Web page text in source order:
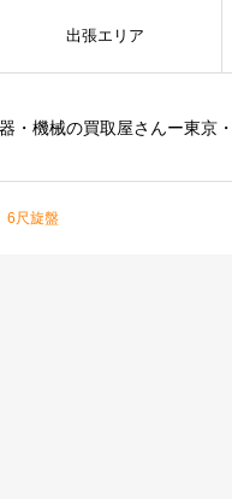
・機械の買取屋さんー東京
出張エリア
6尺旋盤